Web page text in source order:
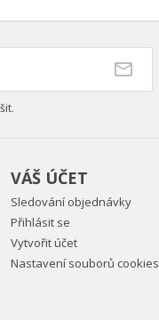
VÁŠ ÚČET
Sledování objednávky
Přihlásit se
Vytvořit účet
Nastavení souborů cookies